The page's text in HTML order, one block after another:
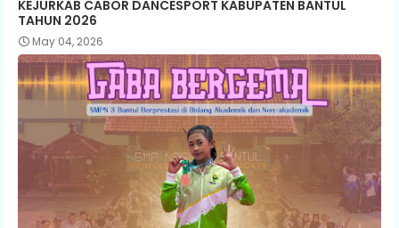
KEJURKAB CABOR DANCESPORT KABUPATEN BANTUL
TAHUN 2026
May 04, 2026